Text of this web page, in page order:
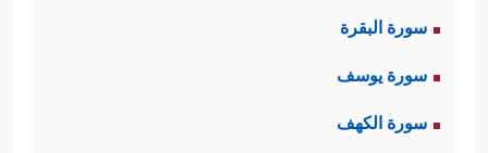
سورة البقرة
سورة يوسف
سورة الكهف